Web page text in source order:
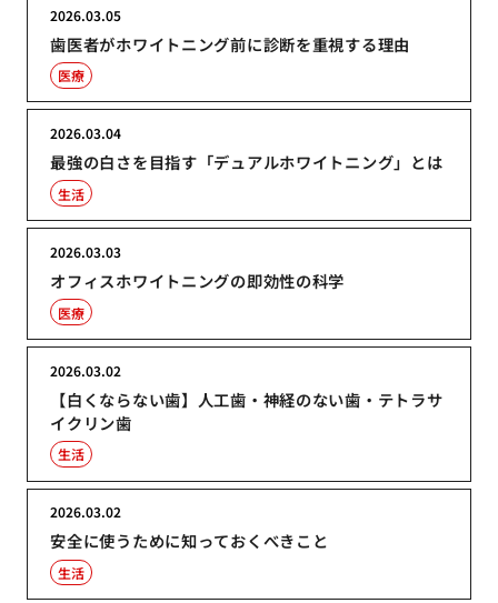
歯医者がホワイトニング前に診断を重視する理由
2026.03.05
医療
最強の白さを目指す「デュアルホワイトニング」とは
2026.03.04
生活
オフィスホワイトニングの即効性の科学
2026.03.03
医療
【白くならない歯】人工歯・神経のない歯・テトラサ
イクリン歯
2026.03.02
生活
安全に使うために知っておくべきこと
2026.03.02
生活